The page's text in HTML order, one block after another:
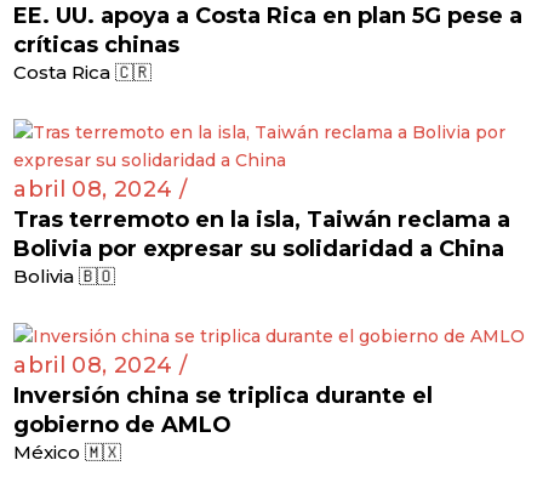
EE. UU. apoya a Costa Rica en plan 5G pese a
críticas chinas
Costa Rica 🇨🇷
abril 08, 2024 /
Tras terremoto en la isla, Taiwán reclama a
Bolivia por expresar su solidaridad a China
Bolivia 🇧🇴
abril 08, 2024 /
Inversión china se triplica durante el
gobierno de AMLO
México 🇲🇽